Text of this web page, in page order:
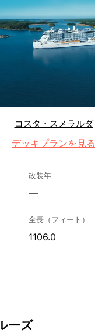
コスタ・スメラルダ
デッキプランを見る
改装年
—
全長（フィート）
1106.0
ーズ